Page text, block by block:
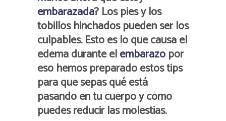
embarazada?Los pies y los
tobillos hinchados pueden ser los
culpables. Esto es lo que causa el
edema durante elembarazopor
eso hemos preparado estos tips
para que sepas qué está
pasando en tu cuerpo y cómo
puedes reducir las molestias.